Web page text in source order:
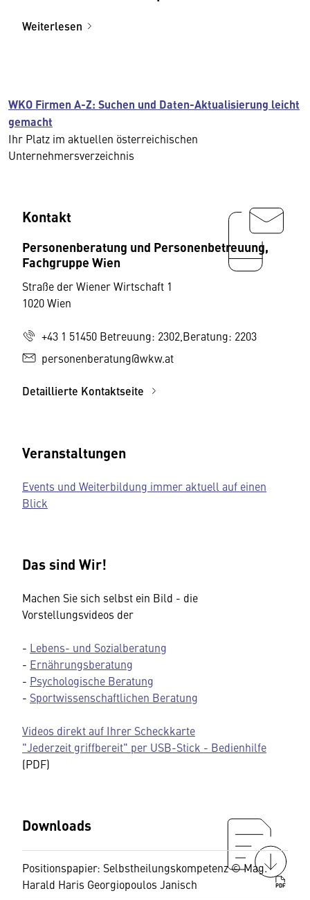
Weiterlesen
WKO Firmen A-Z: Suchen und Daten-Aktualisierung leicht
gemacht
Ihr Platz im aktuellen österreichischen
Unternehmersverzeichnis
Kontakt
Personenberatung und Personenbetreuung,
Fachgruppe Wien
Straße der Wiener Wirtschaft 1
1020 Wien
+43 1 51450 Betreuung: 2302,Beratung: 2203
personenberatung@wkw.at
Detaillierte Kontaktseite
Veranstaltungen
Events und Weiterbildung immer aktuell auf einen
Blick
Das sind Wir!
Machen Sie sich selbst ein Bild - die
Vorstellungsvideos der
- Lebens- und Sozialberatung
- Ernährungsberatung
- Psychologische Beratung
- Sportwissenschaftlichen Beratung
Videos direkt auf Ihrer Scheckkarte
"Jederzeit griffbereit" per USB-Stick - Bedienhilfe
(PDF)
Downloads
Positionspapier: Selbstheilungskompetenz © Mag.
Harald Haris Georgiopoulos Janisch
PDF